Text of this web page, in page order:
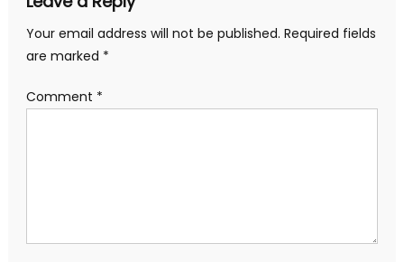
Your email address will not be published. Required fields
are marked *
Comment *